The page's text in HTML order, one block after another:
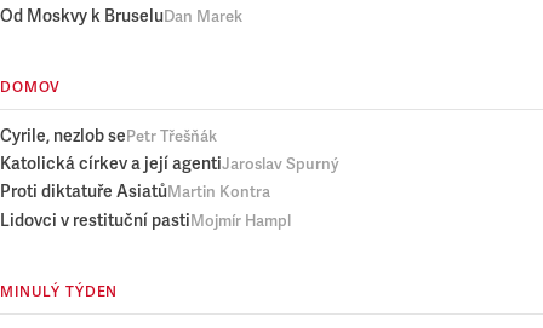
Od Moskvy k BruseluDan Marek
DOMOV
Cyrile, nezlob sePetr Třešňák
Katolická církev a její agentiJaroslav Spurný
Proti diktatuře AsiatůMartin Kontra
Lidovci v restituční pastiMojmír Hampl
MINULÝ TÝDEN